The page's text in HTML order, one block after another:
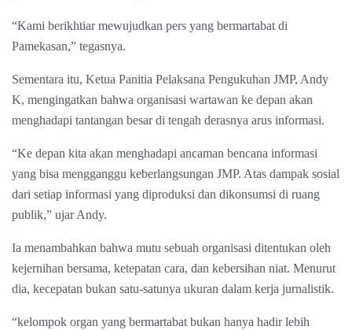
“Kami berikhtiar mewujudkan pers yang bermartabat di
Pamekasan,” tegasnya.
Sementara itu, Ketua Panitia Pelaksana Pengukuhan JMP, Andy
K, mengingatkan bahwa organisasi wartawan ke depan akan
menghadapi tantangan besar di tengah derasnya arus informasi.
“Ke depan kita akan menghadapi ancaman bencana informasi
yang bisa mengganggu keberlangsungan JMP. Atas dampak sosial
dari setiap informasi yang diproduksi dan dikonsumsi di ruang
publik,” ujar Andy.
Ia menambahkan bahwa mutu sebuah organisasi ditentukan oleh
kejernihan bersama, ketepatan cara, dan kebersihan niat. Menurut
dia, kecepatan bukan satu-satunya ukuran dalam kerja jurnalistik.
“kelompok organ yang bermartabat bukan hanya hadir lebih